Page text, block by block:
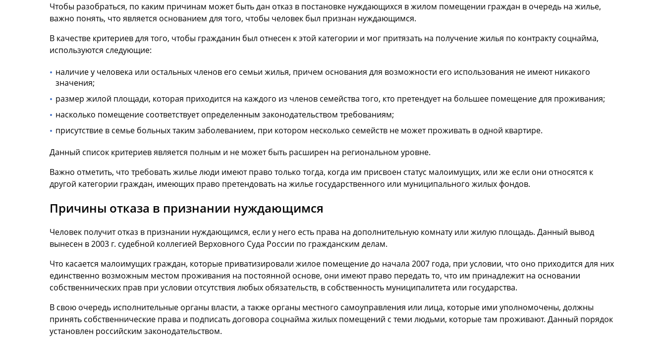
Чтобы разобраться, по каким причинам может быть дан отказ в постановке нуждающихся в жилом помещении граждан в очередь на жилье,
важно понять, что является основанием для того, чтобы человек был признан нуждающимся.
В качестве критериев для того, чтобы гражданин был отнесен к этой категории и мог притязать на получение жилья по контракту соцнайма,
используются следующие:
наличие у человека или остальных членов его семьи жилья, причем основания для возможности его использования не имеют никакого
значения;
размер жилой площади, которая приходится на каждого из членов семейства того, кто претендует на большее помещение для проживания;
насколько помещение соответствует определенным законодательством требованиям;
присутствие в семье больных таким заболеванием, при котором несколько семейств не может проживать в одной квартире.
Данный список критериев является полным и не может быть расширен на региональном уровне.
Важно отметить, что требовать жилье люди имеют право только тогда, когда им присвоен статус малоимущих, или же если они относятся к
другой категории граждан, имеющих право претендовать на жилье государственного или муниципального жилых фондов.
Причины отказа в признании нуждающимся
Человек получит отказ в признании нуждающимся, если у него есть права на дополнительную комнату или жилую площадь. Данный вывод
вынесен в 2003 г. судебной коллегией Верховного Суда России по гражданским делам.
Что касается малоимущих граждан, которые приватизировали жилое помещение до начала 2007 года, при условии, что оно приходится для них
единственно возможным местом проживания на постоянной основе, они имеют право передать то, что им принадлежит на основании
собственнических прав при условии отсутствия любых обязательств, в собственность муниципалитета или государства.
В свою очередь исполнительные органы власти, а также органы местного самоуправления или лица, которые ими уполномочены, должны
принять собственнические права и подписать договора соцнайма жилых помещений с теми людьми, которые там проживают. Данный порядок
установлен российским законодательством.